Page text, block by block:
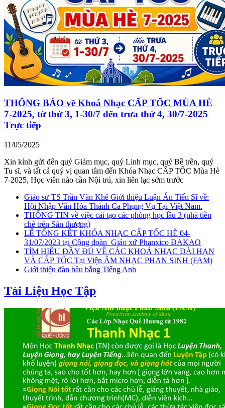
THÔNG BÁO về Khoá Nhạc CẤP TỐC MÙA HÈ
7-2025, từ thứ 3, 1-30/7 đến trưa thứ 4, 30/7-2025
Trực tiếp
11/05/2025
Xin kính gửi đến quý Giám mục, quý Linh mục, quý Bề trên, quý
Tu sĩ, và tất cả quý vị quan tâm đến Khóa Nhạc CẤP TỐC Mùa Hè
7-2025, Học viên nào cần Nội trú, xin liên lạc sớm trước
Giáo sư TS Trần Văn Khê Giới thiệu Luận Án Tiến Sĩ về:
Hội Nhập Văn Hóa Thánh Ca Phụng Vụ Tại Việt Nam.
THÔNG TIN về việc cải tạo các phòng học lầu 3 (nhà tiền
chế trên Sân thượng)
LỄ TỔNG KẾT KHÓA NHẠC CẤP TỐC HÈ 04-
31/07/2023 tại Cộng đoàn_Giáo xứ Phanxico ĐAKAO
TÌM HIỂU ĐẦY ĐỦ VỀ CÁC KHOÁ NHẠC DÀI HẠN
VÀ CẤP TỐC Tại Viện ÂM NHẠC PHAN SINH (FAM)
Giới thiệu đàn bầu bằng Tiếng Anh
Tài Liệu Học Tập